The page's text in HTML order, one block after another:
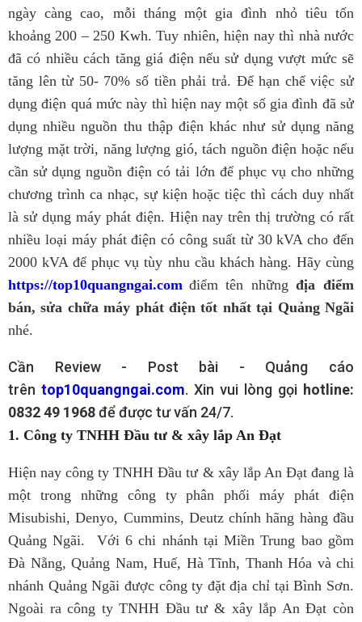
ngày càng cao, mỗi tháng một gia đình nhỏ tiêu tốn
khoảng 200 – 250 Kwh. Tuy nhiên, hiện nay thì nhà nước
đã có nhiều cách tăng giá điện nếu sử dụng vượt mức sẽ
tăng lên từ 50- 70% số tiền phải trả. Để hạn chế việc sử
dụng điện quá mức này thì hiện nay một số gia đình đã sử
dụng nhiều nguồn thu thập điện khác như sử dụng năng
lượng mặt trời, năng lượng gió, tách nguồn điện hoặc nếu
cần sử dụng nguồn điện có tải lớn để phục vụ cho những
chương trình ca nhạc, sự kiện hoặc tiệc thì cách duy nhất
là sử dụng máy phát điện. Hiện nay trên thị trường có rất
nhiều loại máy phát điện có công suất từ 30 kVA cho đến
2000 kVA để phục vụ tùy nhu cầu khách hàng. Hãy cùng
https://top10quangngai.com điểm tên nhữngđịa điểm
bán, sửa chữa máy phát điện tốt nhất tại Quảng Ngãi
nhé.
Cần Review - Post bài - Quảng cáo
trên top10quangngai.com. Xin vui lòng gọi hotline:
0832 49 1968để được tư vấn 24/7.
1. Công ty TNHH Đầu tư & xây lắp An Đạt
Hiện nay công ty TNHH Đầu tư & xây lắp An Đạt đang là
một trong những công ty phân phối máy phát điện
Misubishi, Denyo, Cummins, Deutz chính hãng hàng đầu
Quảng Ngãi. Với 6 chi nhánh tại Miền Trung bao gồm
Đà Nẵng, Quảng Nam, Huế, Hà Tĩnh, Thanh Hóa và chi
nhánh Quảng Ngãi được công ty đặt địa chỉ tại Bình Sơn.
Ngoài ra công ty TNHH Đầu tư & xây lắp An Đạt còn